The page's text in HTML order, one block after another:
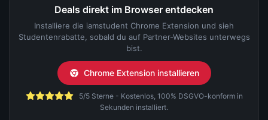
Deals direkt im Browser entdecken
Installiere die iamstudent Chrome Extension und sieh
Studentenrabatte, sobald du auf Partner-Websites unterwegs
bist.
Chrome Extension installieren
5/5 Sterne - Kostenlos, 100% DSGVO-konform in
Sekunden installiert.